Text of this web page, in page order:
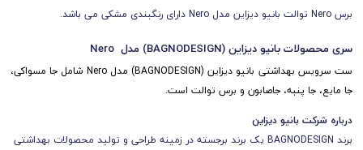
برس Nero توالت بانیو دیزاین مدل Nero دارای رنگبندی مشکی می باشد.
سری محصولات بانیو دیزاین (BAGNODESIGN) مدل Nero
ست سرویس بهداشتی بانیو دیزاین (BAGNODESIGN) مدل Nero شامل جا مسواکی،
جا مایع، جا پنبه، جاصابون و برس توالت است.
درباره شرکت بانیو دیزاین
برند BAGNODESIGN یک برند برجسته در زمینه طراحی و تولید محصولات بهداشتی